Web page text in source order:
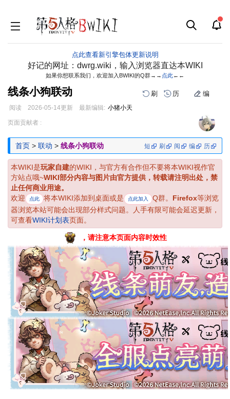
点此查看新引擎包体更新说明
好记的网址：dwrg.wiki，输入浏览器直达本WIKI
如果你想联系我们，欢迎加入BWIKI的Q群→→ 点此←←
线条小狗联动 刷 历 编
阅读 2026-05-14更新 最新编辑: 小猪小天
跳
导
跳
搜
页面贡献者 :
首页 > 联动 > 线条小狗联动 短 刷 阅 编 历
本WIKI是玩家自建的WIKI，与官方有合作但不要将本WIKI视作官
方站点哦~WIKI部分内容与图片由官方提供，转载请注明出处，禁
止任何商业用途。
欢迎
点此 将本WIKI添加到桌面或是 点此加入 Q群。 Firefox等浏览
器浏览本站可能会出现部分样式问题。人手有限可能会延迟更新，
可查看WIKI计划表页面。
，请注意本页面内容时效性